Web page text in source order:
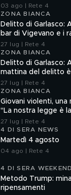
03 ago | Rete 4
ZONA BIANCA
Delitto di Garlasco:
bar di Vigevano e i
27 lug | Rete 4
ZONA BIANCA
Delitto di Garlasco:
mattina del delitto
27 lug | Rete 4
ZONA BIANCA
Giovani violenti,
"La nostra legge è
27 lug | Rete 4
4 DI SERA NEWS
Martedì 4 agosto
04 ago | Rete 4
4 DI SERA WEEKEND
Metodo Trump:
ripensamenti